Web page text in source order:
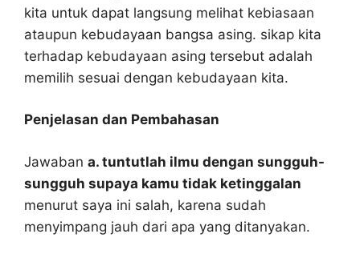
kita untuk dapat langsung melihat kebiasaan
ataupun kebudayaan bangsa asing. sikap kita
terhadap kebudayaan asing tersebut adalah
memilih sesuai dengan kebudayaan kita.
Penjelasan dan Pembahasan
Jawaban a. tuntutlah ilmu dengan sungguh-
sungguh supaya kamu tidak ketinggalan
menurut saya ini salah, karena sudah
menyimpang jauh dari apa yang ditanyakan.